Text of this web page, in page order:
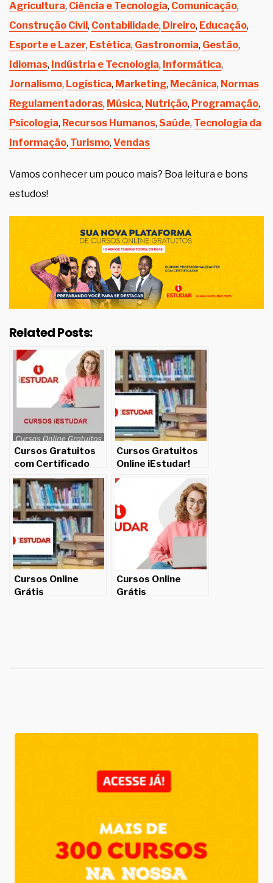
Agricultura, Ciência e Tecnologia, Comunicação,
Construção Civil, Contabilidade, Direiro, Educação,
Esporte e Lazer, Estética, Gastronomia, Gestão,
Idiomas, Indústria e Tecnologia, Informática,
Jornalismo, Logística, Marketing, Mecânica, Normas
Regulamentadoras, Música, Nutrição, Programação,
Psicologia, Recursos Humanos, Saúde, Tecnologia da
Informação, Turismo, Vendas
Vamos conhecer um pouco mais? Boa leitura e bons
estudos!
Related Posts:
Cursos Gratuitos
com Certificado
para Imprimir!
Cursos Gratuitos
Online iEstudar!
Cursos Online
Grátis
Cursos Online
Grátis